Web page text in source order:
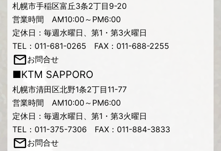
札幌市手稲区富丘3条2丁目9-20
営業時間 AM10:00～PM6:00
定休日：毎週水曜日、第1・第3火曜日
TEL：011-681-0265 FAX：011-688-2255
お問合せ
■KTM SAPPORO
札幌市清田区北野1条2丁目11-77
営業時間 AM10:00～PM6:00
定休日：毎週水曜日、第1・第3火曜日
TEL：011-375-7306 FAX：011-884-3833
お問合せ